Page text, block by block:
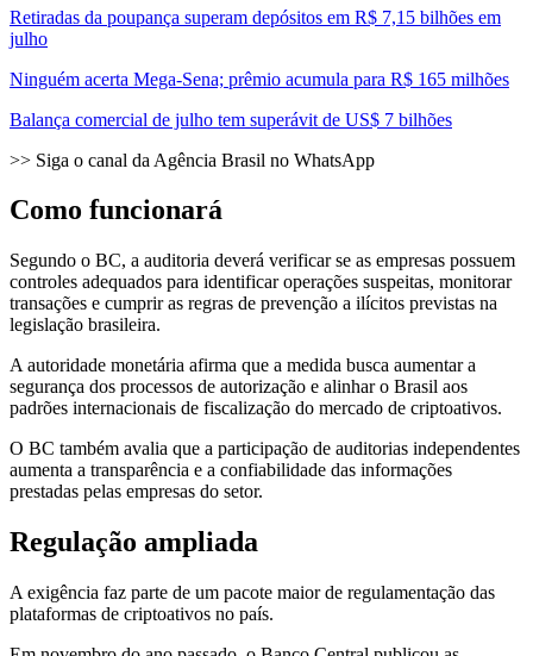
Retiradas da poupança superam depósitos em R$ 7,15 bilhões em
julho
Ninguém acerta Mega-Sena; prêmio acumula para R$ 165 milhões
Balança comercial de julho tem superávit de US$ 7 bilhões
>> Siga o canal da Agência Brasil no WhatsApp
Como funcionará
Segundo o BC, a auditoria deverá verificar se as empresas possuem
controles adequados para identificar operações suspeitas, monitorar
transações e cumprir as regras de prevenção a ilícitos previstas na
legislação brasileira.
A autoridade monetária afirma que a medida busca aumentar a
segurança dos processos de autorização e alinhar o Brasil aos
padrões internacionais de fiscalização do mercado de criptoativos.
O BC também avalia que a participação de auditorias independentes
aumenta a transparência e a confiabilidade das informações
prestadas pelas empresas do setor.
Regulação ampliada
A exigência faz parte de um pacote maior de regulamentação das
plataformas de criptoativos no país.